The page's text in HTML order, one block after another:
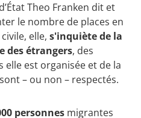
Theo Franken dit et
le nombre de places en
elle, s'inquiète de la
des étrangers, des
est organisée et de la
– ou non – respectés.
personnes migrantes